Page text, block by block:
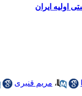
اولیه ایران
، مریم قنبری